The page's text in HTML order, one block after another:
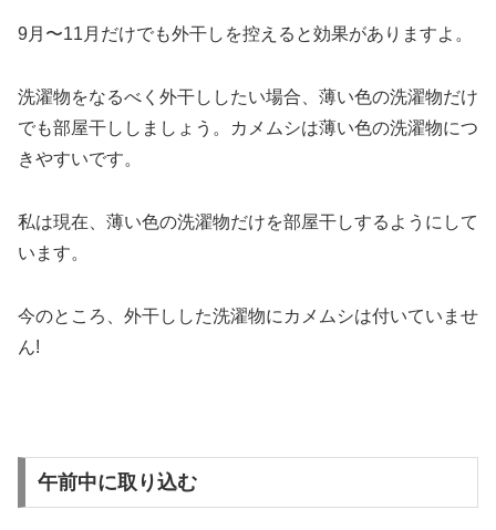
9月〜11月だけでも外干しを控えると効果がありますよ。
洗濯物をなるべく外干ししたい場合、薄い色の洗濯物だけ
でも部屋干ししましょう。
カメムシは薄い色の洗濯物につ
きやすいです。
私は現在、薄い色の洗濯物だけを部屋干しするようにして
います。
今のところ、外干しした洗濯物にカメムシは付いていませ
ん!
午前中に取り込む